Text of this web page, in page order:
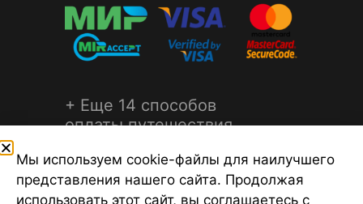
+ Еще 14 способов
оплаты путешествия
Мы используем cookie-файлы для наилучшего
представления нашего сайта. Продолжая
использовать этот сайт, вы соглашаетесь с